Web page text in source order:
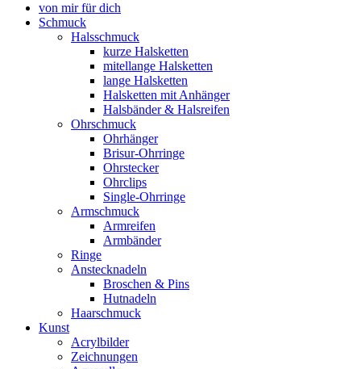
von mir für dich
Schmuck
Halsschmuck
kurze Halsketten
mitellange Halsketten
lange Halsketten
Halsketten mit Anhänger
Halsbänder & Halsreifen
Ohrschmuck
Ohrhänger
Brisur-Ohrringe
Ohrstecker
Ohrclips
Single-Ohrringe
Armschmuck
Armreifen
Armbänder
Ringe
Anstecknadeln
Broschen & Pins
Hutnadeln
Haarschmuck
Kunst
Acrylbilder
Zeichnungen